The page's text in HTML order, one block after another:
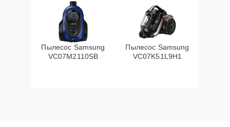
Пылесос Samsung
VC07M2110SB
Пылесос Samsung
VC07K51L9H1